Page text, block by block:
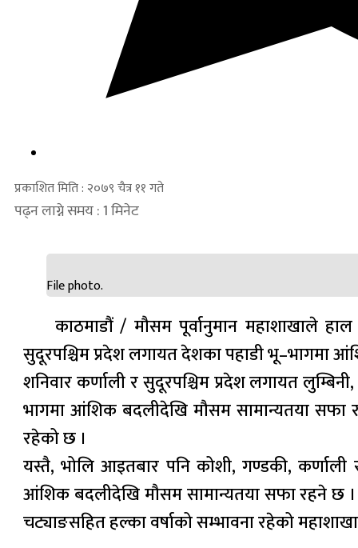
प्रकाशित मिति : २०७९ चैत्र ११ गते
पढ्न लाग्ने समय : 1 मिनेट
File photo.
काठमाडौं / मौसम पूर्वानुमान महाशाखाले
सुदूरपश्चिम प्रदेश लगायत देशका पहाडी भू–भागमा
शनिवार कर्णाली र सुदूरपश्चिम प्रदेश लगायत
भागमा आंशिक बदलीदेखि मौसम सामान्यतया सफा
रहेको छ ।
यस्तै, भोलि आइतबार पनि कोशी, गण्डकी,
आंशिक बदलीदेखि मौसम सामान्यतया सफा रहने छ ।
चट्याङसहित हल्का वर्षाको सम्भावना रहेको